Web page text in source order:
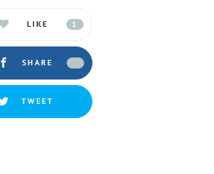
LIKE 1
SHARE
TWEET